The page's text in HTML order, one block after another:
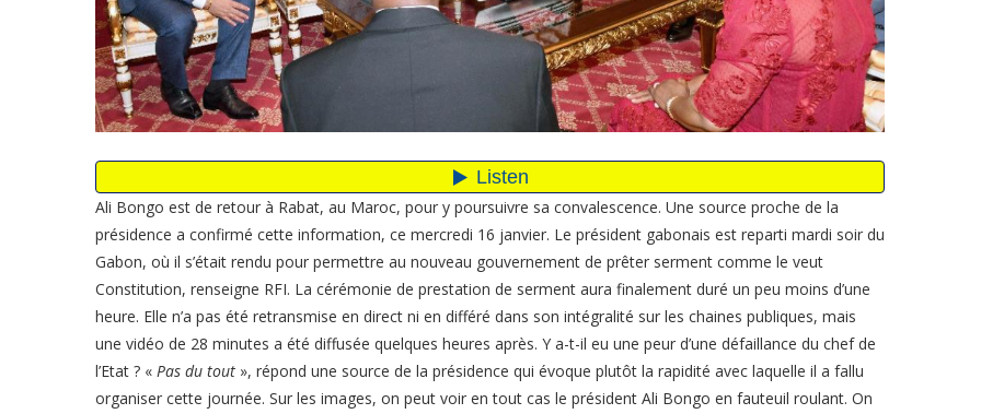
Ali Bongo est de retour à Rabat, au Maroc, pour y poursuivre sa convalescence. Une source proche de la
présidence a confirmé cette information, ce mercredi 16 janvier. Le président gabonais est reparti mardi soir du
Gabon, où il s’était rendu pour permettre au nouveau gouvernement de prêter serment comme le veut
Constitution, renseigne RFI. La cérémonie de prestation de serment aura finalement duré un peu moins d’une
heure. Elle n’a pas été retransmise en direct ni en différé dans son intégralité sur les chaines publiques, mais
une vidéo de 28 minutes a été diffusée quelques heures après. Y a-t-il eu une peur d’une défaillance du chef de
l’Etat ? « Pas du tout », répond une source de la présidence qui évoque plutôt la rapidité avec laquelle il a fallu
organiser cette journée. Sur les images, on peut voir en tout cas le président Ali Bongo en fauteuil roulant. On